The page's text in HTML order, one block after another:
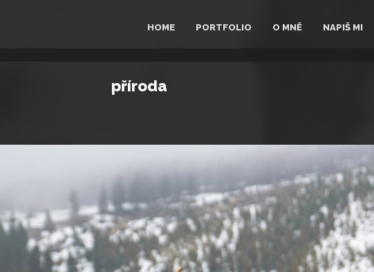
HOME PORTFOLIO O MNĚ NAPIŠ MI
příroda